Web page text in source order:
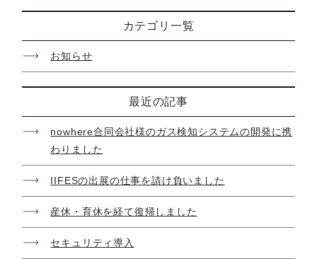
カテゴリ一覧
お知らせ
最近の記事
nowhere合同会社様のガス検知システムの開発に携
わりました
IIFESの出展の仕事を請け負いました
産休・育休を経て復帰しました
セキュリティ導入